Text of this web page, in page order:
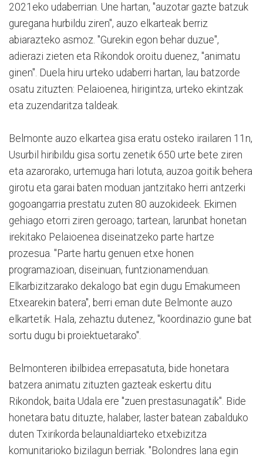
2021eko udaberrian. Une hartan, "auzotar gazte batzuk
guregana hurbildu ziren", auzo elkarteak berriz
abiarazteko asmoz. "Gurekin egon behar duzue",
adierazi zieten eta Rikondok oroitu duenez, "animatu
ginen". Duela hiru urteko udaberri hartan, lau batzorde
osatu zituzten: Pelaioenea, hirigintza, urteko ekintzak
eta zuzendaritza taldeak.
Belmonte auzo elkartea gisa eratu osteko irailaren 11n,
Usurbil hiribildu gisa sortu zenetik 650 urte bete ziren
eta azarorako, urtemuga hari lotuta, auzoa goitik behera
girotu eta garai baten moduan jantzitako herri antzerki
gogoangarria prestatu zuten 80 auzokideek. Ekimen
gehiago etorri ziren geroago; tartean, larunbat honetan
irekitako Pelaioenea diseinatzeko parte hartze
prozesua. "Parte hartu genuen etxe honen
programazioan, diseinuan, funtzionamenduan.
Elkarbizitzarako dekalogo bat egin dugu Emakumeen
Etxearekin batera", berri eman dute Belmonte auzo
elkartetik. Hala, zehaztu dutenez, "koordinazio gune bat
sortu dugu bi proiektuetarako".
Belmonteren ibilbidea errepasatuta, bide honetara
batzera animatu zituzten gazteak eskertu ditu
Rikondok, baita Udala ere "zuen prestasunagatik". Bide
honetara batu dituzte, halaber, laster batean zabalduko
duten Txirikorda belaunaldiarteko etxebizitza
komunitarioko bizilagun berriak. "Bolondres lana egin